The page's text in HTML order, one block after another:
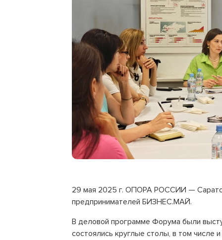
29 мая 2025 г. ОПОРА РОССИИ —
предпринимателей БИЗНЕС.МАЙ.
В деловой программе Форума были
состоялись круглые столы, в том числе